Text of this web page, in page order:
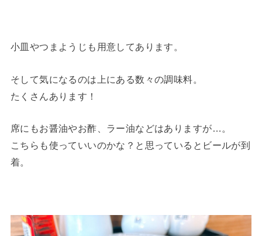
小皿やつまようじも用意してあります。
そして気になるのは上にある数々の調味料。
たくさんあります！
席にもお醤油やお酢、ラー油などはありますが…。
こちらも使っていいのかな？と思っているとビールが到
着。